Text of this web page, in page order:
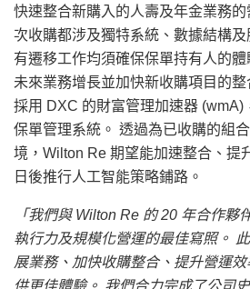
快速整合新購入的人壽及年金業務
次收購都涉及獨特系統、數據結構
有遷移工作均須確保保單持有人的
未來業務增長並加快新收購項目的
採用 DXC 的財富管理加速器 (wmA)
保單管理系統。 透過為已收購的組
境，Wilton Re 期望能加速整合、提
日後推行人工智能策略鋪路。
「我們與 Wilton Re 的 20 年合作夥
執行力及規模化營運的最佳寫照。
展業務、加快收購整合、提升營運